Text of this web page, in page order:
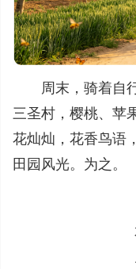
周末，骑着自
三圣村，樱桃、苹
花灿灿，花香鸟语
田园风光。为之。